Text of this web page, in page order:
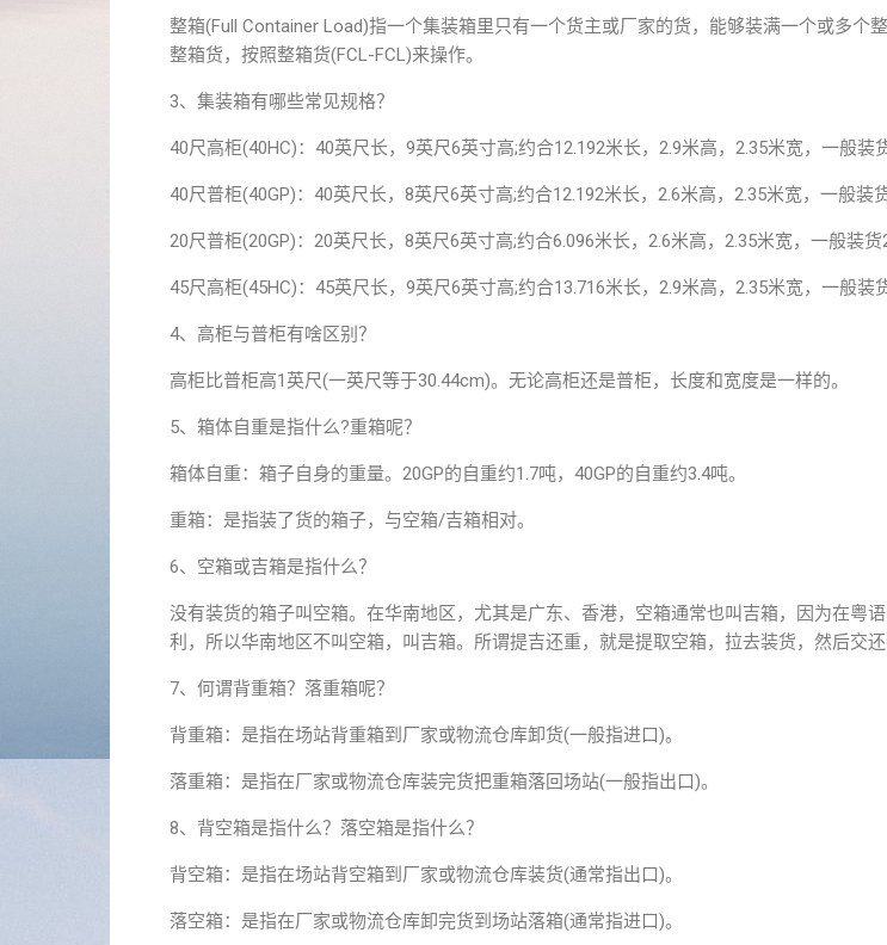
整箱(Full Container Load)指一个集装箱里只有一个货主或厂家的货，能够装满一个或多个
整箱货，按照整箱货(FCL-FCL)来操作。
3、集装箱有哪些常见规格？
40尺高柜(40HC)：40英尺长，9英尺6英寸高;约合12.192米长，2.9米高，2.35米宽，一般装
40尺普柜(40GP)：40英尺长，8英尺6英寸高;约合12.192米长，2.6米高，2.35米宽，一般装
20尺普柜(20GP)：20英尺长，8英尺6英寸高;约合6.096米长，2.6米高，2.35米宽，一般装货
45尺高柜(45HC)：45英尺长，9英尺6英寸高;约合13.716米长，2.9米高，2.35米宽，一般装
4、高柜与普柜有啥区别？
高柜比普柜高1英尺(一英尺等于30.44cm)。无论高柜还是普柜，长度和宽度是一样的。
5、箱体自重是指什么?重箱呢？
箱体自重：箱子自身的重量。20GP的自重约1.7吨，40GP的自重约3.4吨。
重箱：是指装了货的箱子，与空箱/吉箱相对。
6、空箱或吉箱是指什么？
没有装货的箱子叫空箱。在华南地区，尤其是广东、香港，空箱通常也叫吉箱，因为在粤
利，所以华南地区不叫空箱，叫吉箱。所谓提吉还重，就是提取空箱，拉去装货，然后交还
7、何谓背重箱？落重箱呢？
背重箱：是指在场站背重箱到厂家或物流仓库卸货(一般指进口)。
落重箱：是指在厂家或物流仓库装完货把重箱落回场站(一般指出口)。
8、背空箱是指什么？落空箱是指什么？
背空箱：是指在场站背空箱到厂家或物流仓库装货(通常指出口)。
落空箱：是指在厂家或物流仓库卸完货到场站落箱(通常指进口)。